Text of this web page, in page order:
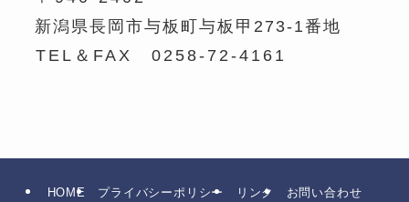
新潟県長岡市与板町与板甲273-1番地
TEL＆FAX 0258-72-4161
HOME プライバシーポリシー リンク お問い合わせ